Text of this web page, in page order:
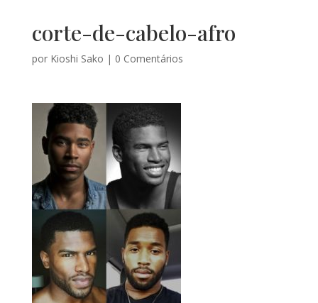
corte-de-cabelo-afro
por Kioshi Sako | 0 Comentários